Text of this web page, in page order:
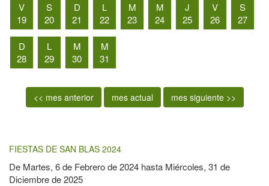
V
19
S
20
D
21
L
22
M
23
M
24
J
25
V
26
S
27
D
28
L
29
M
30
M
31
<< mes anterior mes actual mes siguiente >>
FIESTAS DE SAN BLAS 2024
De Martes, 6 de Febrero de 2024 hasta Miércoles, 31 de
Diciembre de 2025